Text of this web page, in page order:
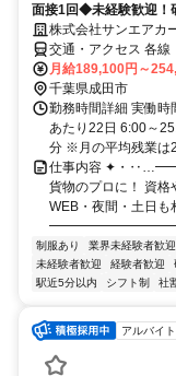
面接1回◆未経験歓迎！
株式会社サンエアカ
交通・アクセス 各線
月給189,100円～
千葉県成田市
勤務時間詳細 実働時
あたり22日 6:00～
分 ※月の平均残業は
仕事内容 ✦・
貨物のプロに！ 資
WEB・夜間・土日
制服あり 業界未経験者歓迎
未経験者歓迎
経験者歓迎
駅近5分以内
シフト制 社
アルバイ